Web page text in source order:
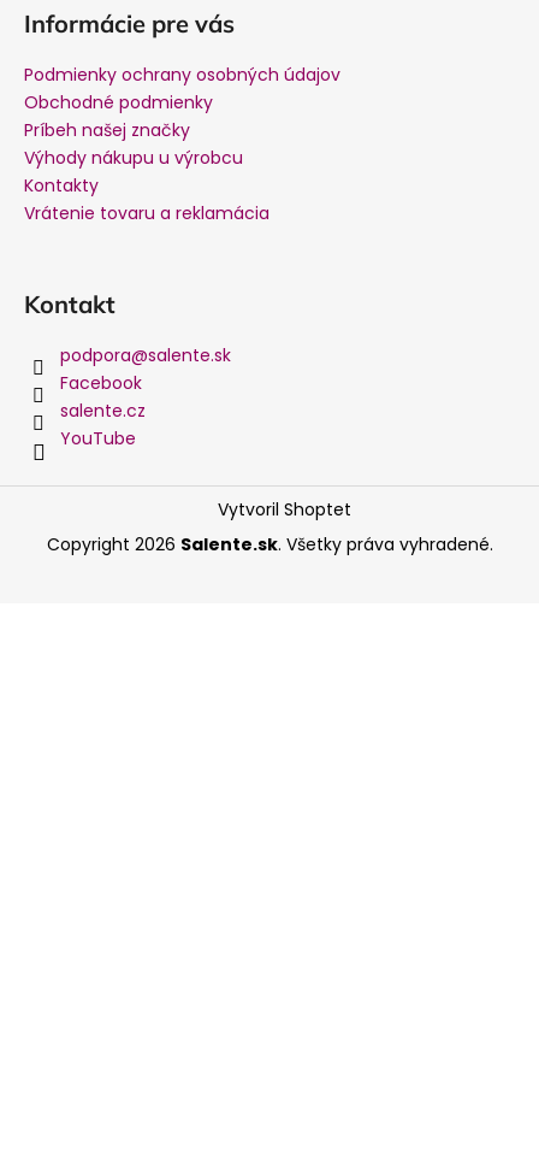
Informácie pre vás
Podmienky ochrany osobných údajov
Obchodné podmienky
Príbeh našej značky
Výhody nákupu u výrobcu
Kontakty
Vrátenie tovaru a reklamácia
Kontakt
podpora@salente.sk
Facebook
salente.cz
YouTube
Vytvoril Shoptet
Copyright 2026 Salente.sk. Všetky práva vyhradené.